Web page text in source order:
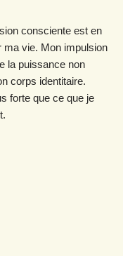
consciente est en
ma vie. Mon impulsion
la puissance non
corps identitaire.
forte que ce que je